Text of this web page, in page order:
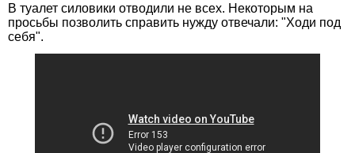
В туалет силовики отводили не всех. Некоторым на
просьбы позволить справить нужду отвечали: "Ходи под
себя".